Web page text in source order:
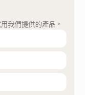
我們提供的產品。